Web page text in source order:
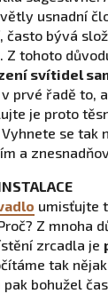
usnadní
často bývá
Z tohoto
svítidel
prvé řadě to,
je proto
se tak
a
umisťujte
Z mnoha
zrcadla je
tak
bohužel